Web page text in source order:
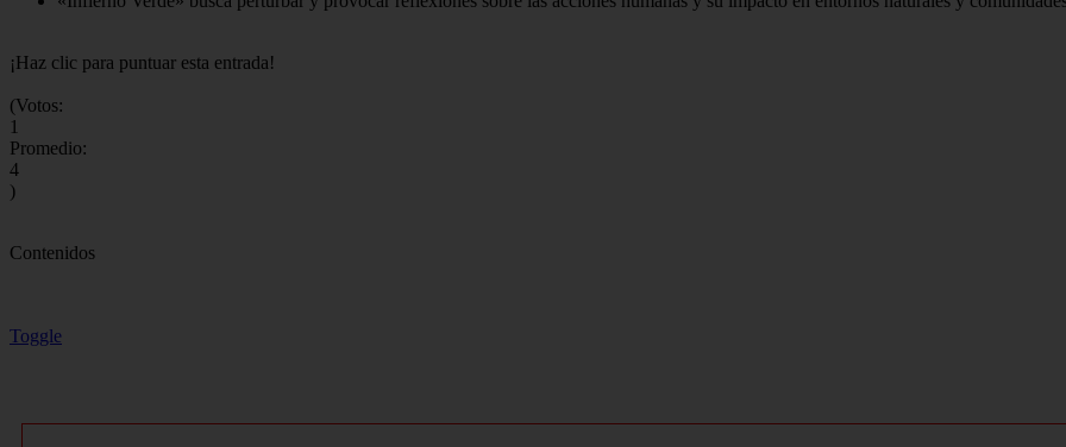
¡Haz clic para puntuar esta entrada!
(Votos:
1
Promedio:
4
)
Contenidos
Toggle